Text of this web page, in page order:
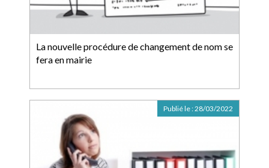
La nouvelle procédure de changement de nom se
fera en mairie
Publié le :28/03/2022